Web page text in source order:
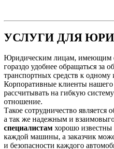
УСЛУГИ ДЛЯ
Юридическим лицам, имеющим
гораздо удобнее обращаться за
транспортных средств к
Корпоративные клиенты нашего
рассчитывать на гибкую
отношение.
Такое сотрудничество
а так же надежным и
специалистам хорошо
каждой машины, а заказчик
и безопасности каждого